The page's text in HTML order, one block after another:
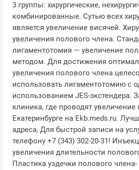
3 группы: хирургические,
комбинированные. Сутью всех
является увеличение висячей.
увеличения полового члена.
лигаментотомия — увеличение
методом. Для достижения
увеличения полового члена
использовать лигаментотомию с
использованием JES-экстендера.
клиника, где проводят
Екатеринбурге на Ekb.meds.ru.
адреса, Для быстрой записи на
телефону +7 (343) 302-20-31!
увеличения длительности
Пластика уздечки полового